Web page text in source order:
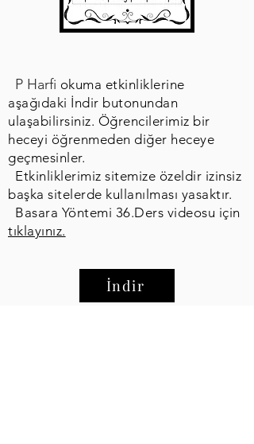
P Harfi okuma etkinliklerine
aşağıdaki İndir butonundan
ulaşabilirsiniz. Öğrencilerimiz bir
heceyi öğrenmeden diğer heceye
geçmesinler.
Etkinliklerimiz sitemize özeldir izinsiz
başka sitelerde kullanılması yasaktır.
Basara Yöntemi 36.Ders videosu için
tıklayınız.
İndir